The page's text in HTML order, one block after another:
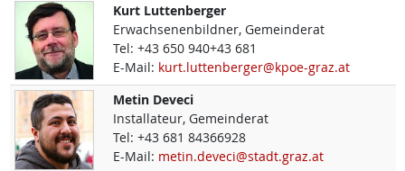
Kurt Luttenberger
Erwachsenenbildner, Gemeinderat
Tel: +43 650 940+43 681
E-Mail: kurt.luttenberger@kpoe-graz.at
Metin Deveci
Installateur, Gemeinderat
Tel: +43 681 84366928
E-Mail: metin.deveci@stadt.graz.at